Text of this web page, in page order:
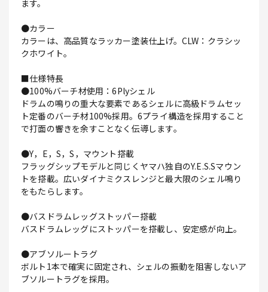
ます。
●カラー
カラーは、高品質なラッカー塗装仕上げ。CLW：クラシッ
クホワイト。
■仕様特長
●100%バーチ材使用：6Plyシェル
ドラムの鳴りの重大な要素であるシェルに高級ドラムセッ
ト定番のバーチ材100%採用。6プライ構造を採用すること
で打面の響きを余すことなく伝導します。
●Y，E，S，S，マウント搭載
フラッグシップモデルと同じくヤマハ独自のY.E.S.Sマウン
トを搭載。広いダイナミクスレンジと最大限のシェル鳴り
をもたらします。
●バスドラムレッグストッパー搭載
バスドラムレッグにストッパーを搭載し、安定感が向上。
●アブソルートラグ
ボルト1本で確実に固定され、シェルの振動を阻害しないア
ブソルートラグを採用。